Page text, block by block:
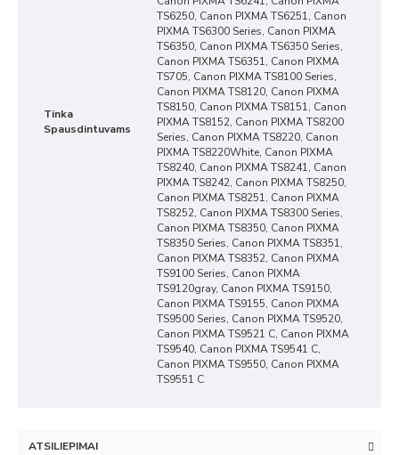
Tinka
Spausdintuvams
TS6250, Canon PIXMA TS6251, Canon
PIXMA TS6300 Series, Canon PIXMA
TS6350, Canon PIXMA TS6350 Series,
Canon PIXMA TS6351, Canon PIXMA
TS705, Canon PIXMA TS8100 Series,
Canon PIXMA TS8120, Canon PIXMA
TS8150, Canon PIXMA TS8151, Canon
PIXMA TS8152, Canon PIXMA TS8200
Series, Canon PIXMA TS8220, Canon
PIXMA TS8220White, Canon PIXMA
TS8240, Canon PIXMA TS8241, Canon
PIXMA TS8242, Canon PIXMA TS8250,
Canon PIXMA TS8251, Canon PIXMA
TS8252, Canon PIXMA TS8300 Series,
Canon PIXMA TS8350, Canon PIXMA
TS8350 Series, Canon PIXMA TS8351,
Canon PIXMA TS8352, Canon PIXMA
TS9100 Series, Canon PIXMA
TS9120gray, Canon PIXMA TS9150,
Canon PIXMA TS9155, Canon PIXMA
TS9500 Series, Canon PIXMA TS9520,
Canon PIXMA TS9521 C, Canon PIXMA
TS9540, Canon PIXMA TS9541 C,
Canon PIXMA TS9550, Canon PIXMA
TS9551 C
ATSILIEPIMAI